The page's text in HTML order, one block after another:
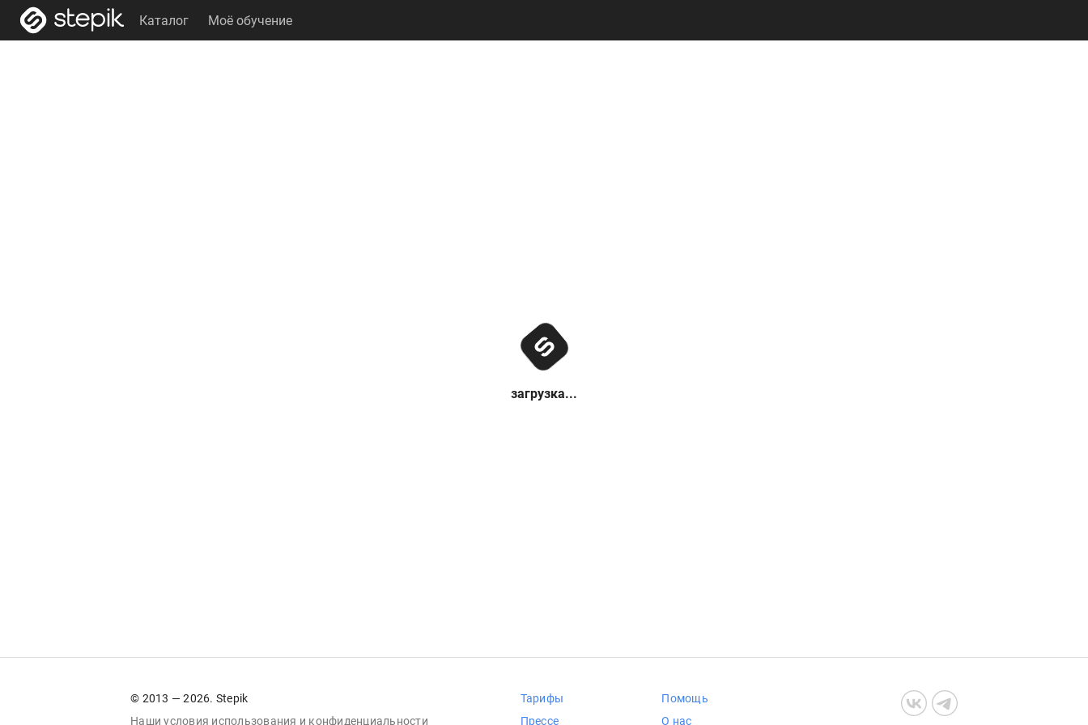
Каталог Моё обучение
загрузка...
© 2013 — 2026. Stepik
Наши условия использования и конфиденциальности
Тарифы
Прессе
Помощь
О нас